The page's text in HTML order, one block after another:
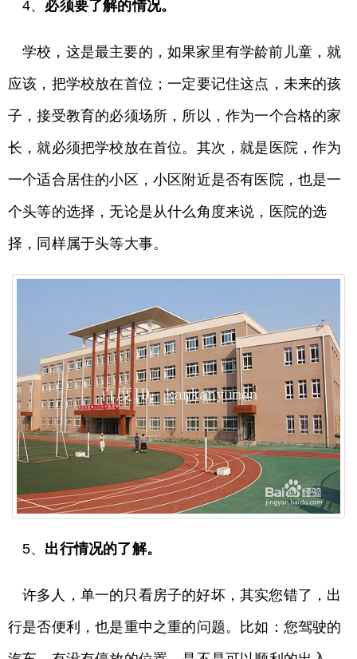
4、 必须要了解的情况。
学校，这是最主要的，如果家里有学龄前儿童，就
应该，把学校放在首位；一定要记住这点，未来的孩
子，接受教育的必须场所，所以，作为一个合格的家
长，就必须把学校放在首位。其次，就是医院，作为
一个适合居住的小区，小区附近是否有医院，也是一
个头等的选择，无论是从什么角度来说，医院的选
择，同样属于头等大事。
5、 出行情况的了解。
许多人，单一的只看房子的好坏，其实您错了，出
行是否便利，也是重中之重的问题。比如：您驾驶的